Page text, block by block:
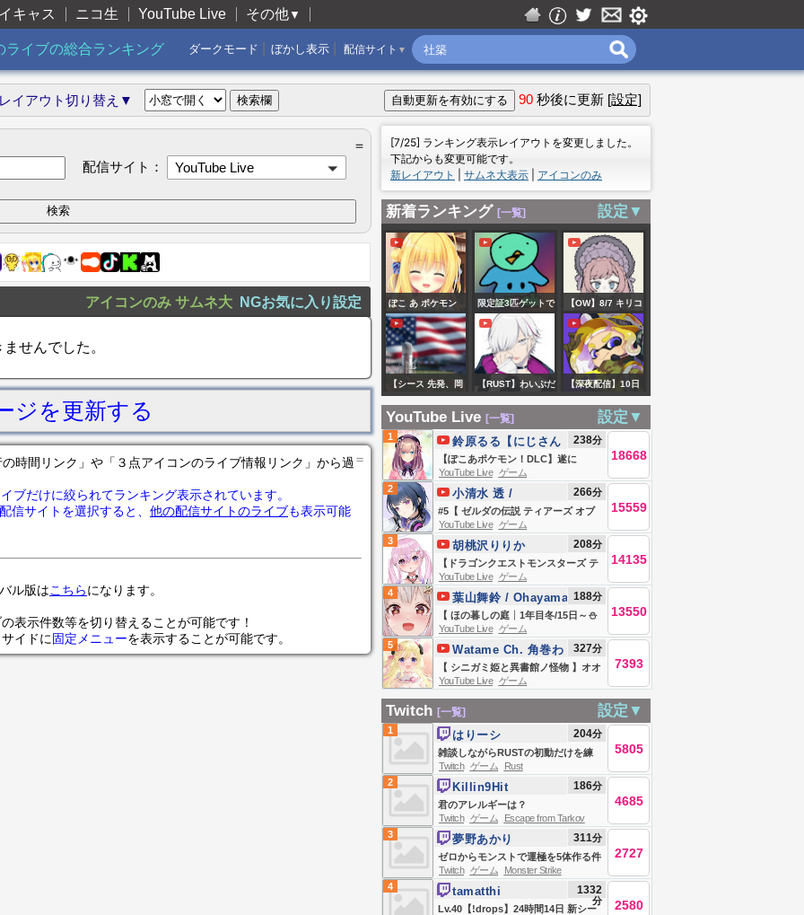
キャス ニコ生 YouTube Live その他▼
ライブの総合ランキング 配信サイト ▼
ぼかし表示
ダークモード
イアウト切り替え▼ 90 秒後に更新 [設定]
＝
配信サイト：
YouTube Live
アイコンのみ サムネ大 NGお気に入り設定
せんでした。
ジを更新する
＝
時間リンク」や「３点アイコンのライブ情報リンク」から過
ブだけに絞られてランキング表示されています。
信サイトを選択すると、 他の配信サイトのライブも表示可能
ル版はこちらになります。
表示件数等を切り替えることが可能です！
イドに固定メニューを表示することが可能です。
[7/25] ランキング表示レイアウトを変更しました。
下記からも変更可能です。
新レイアウト
サムネ大表示 アイコンのみ
新着ランキング [一覧] 設定▼
ぽこ あ ポケモン
DLCを求めて
限定証3匹ゲットで
きるまで耐久配
信。スロット１位
の方に色違い配布
あり（スカーレッ
【OW】8/7 キリコ
(以外も)れんしゅ🦊
しゅしゅしゅっ
【美ヶ原みく】
【シース 先発、岡
本和真】【鈴木誠
#5 ブルージェイ
ズ 対 カブス
824664
【RUST】わいぷだ
っしゅきちゃ！大
型アプデきた！
【深夜配信】10日
振りにバンカラ街
に帰ってきた男
【スプラトゥーン3/
YouTube Live [一覧] 設定▼
1
【ぽこあポケモン！DLC】遂に
ッ！！来たッ！！あそぼおおおおお
おお！！！ 【にじさんじ/鈴原る
る】
鈴原るる【にじさん
じ所属】
238分
18668
YouTube Live ゲーム
2
#5【 ゼルダの伝説 ティアーズ オブ
ザ キングダム 】完全初見プレイ！探
索がやめられない～😭【小清水 透 /
にじさんじ】
小清水 透 /
Koshimizu
Toru【にじさんじ】
266分
15559
YouTube Live ゲーム
3
【ドラゴンクエストモンスターズ テ
リーのワンダーランド3D】めざせタ
イジュ代表！マスターランクあげる
ぞ！※ネタバレ注意【胡桃沢りり
か】
胡桃沢りりか 208分
14135
YouTube Live ゲーム
4
【 ほの暮しの庭┊︎1年目冬/15日～⛄
】少し不穏なスローライフ！？王覇
山、入村😨。（ 暮らし、ときどき、
―― ）【 にじさんじ┊︎葉山舞鈴┊︎※
葉山舞鈴 / Ohayama
Ch.
188分
13550
YouTube Live ゲーム
5
【 シニガミ姫と異書館ノ怪物 】オオ
カミ姫役のわため、初プレイ！！
#2【角巻わため/ホロライブ４期生】
※ネタバレあり
Watame Ch. 角巻わ
ため
327分
7393
YouTube Live ゲーム
Twitch [一覧] 設定▼
1
雑談しながらRUSTの初動だけを練
習する
はりーシ 204分
5805
Twitch ゲーム
Rust
2
君のアレルギーは？
Killin9Hit 186分
4685
Twitch ゲーム
Escape from Tarkov
3
ゼロからモンストで運極を5体作る件
について。#PR
夢野あかり 311分
2727
Twitch ゲーム
Monster Strike
4
Lv.40【!drops】24時間14日 新シー
tamatthi 1332
分 2580